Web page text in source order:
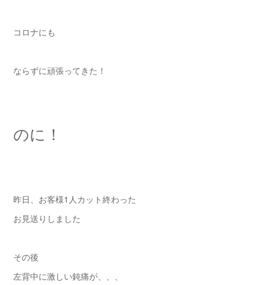
コロナにも
ならずに頑張ってきた！
のに！
昨日、お客様1人カット終わった
お見送りしました
その後
左背中に激しい鈍痛が、、、